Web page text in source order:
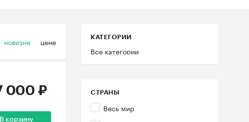
новизне цене КАТЕГОРИИ
Все категории
СТРАНЫ
Весь мир
000 ₽
В корзину